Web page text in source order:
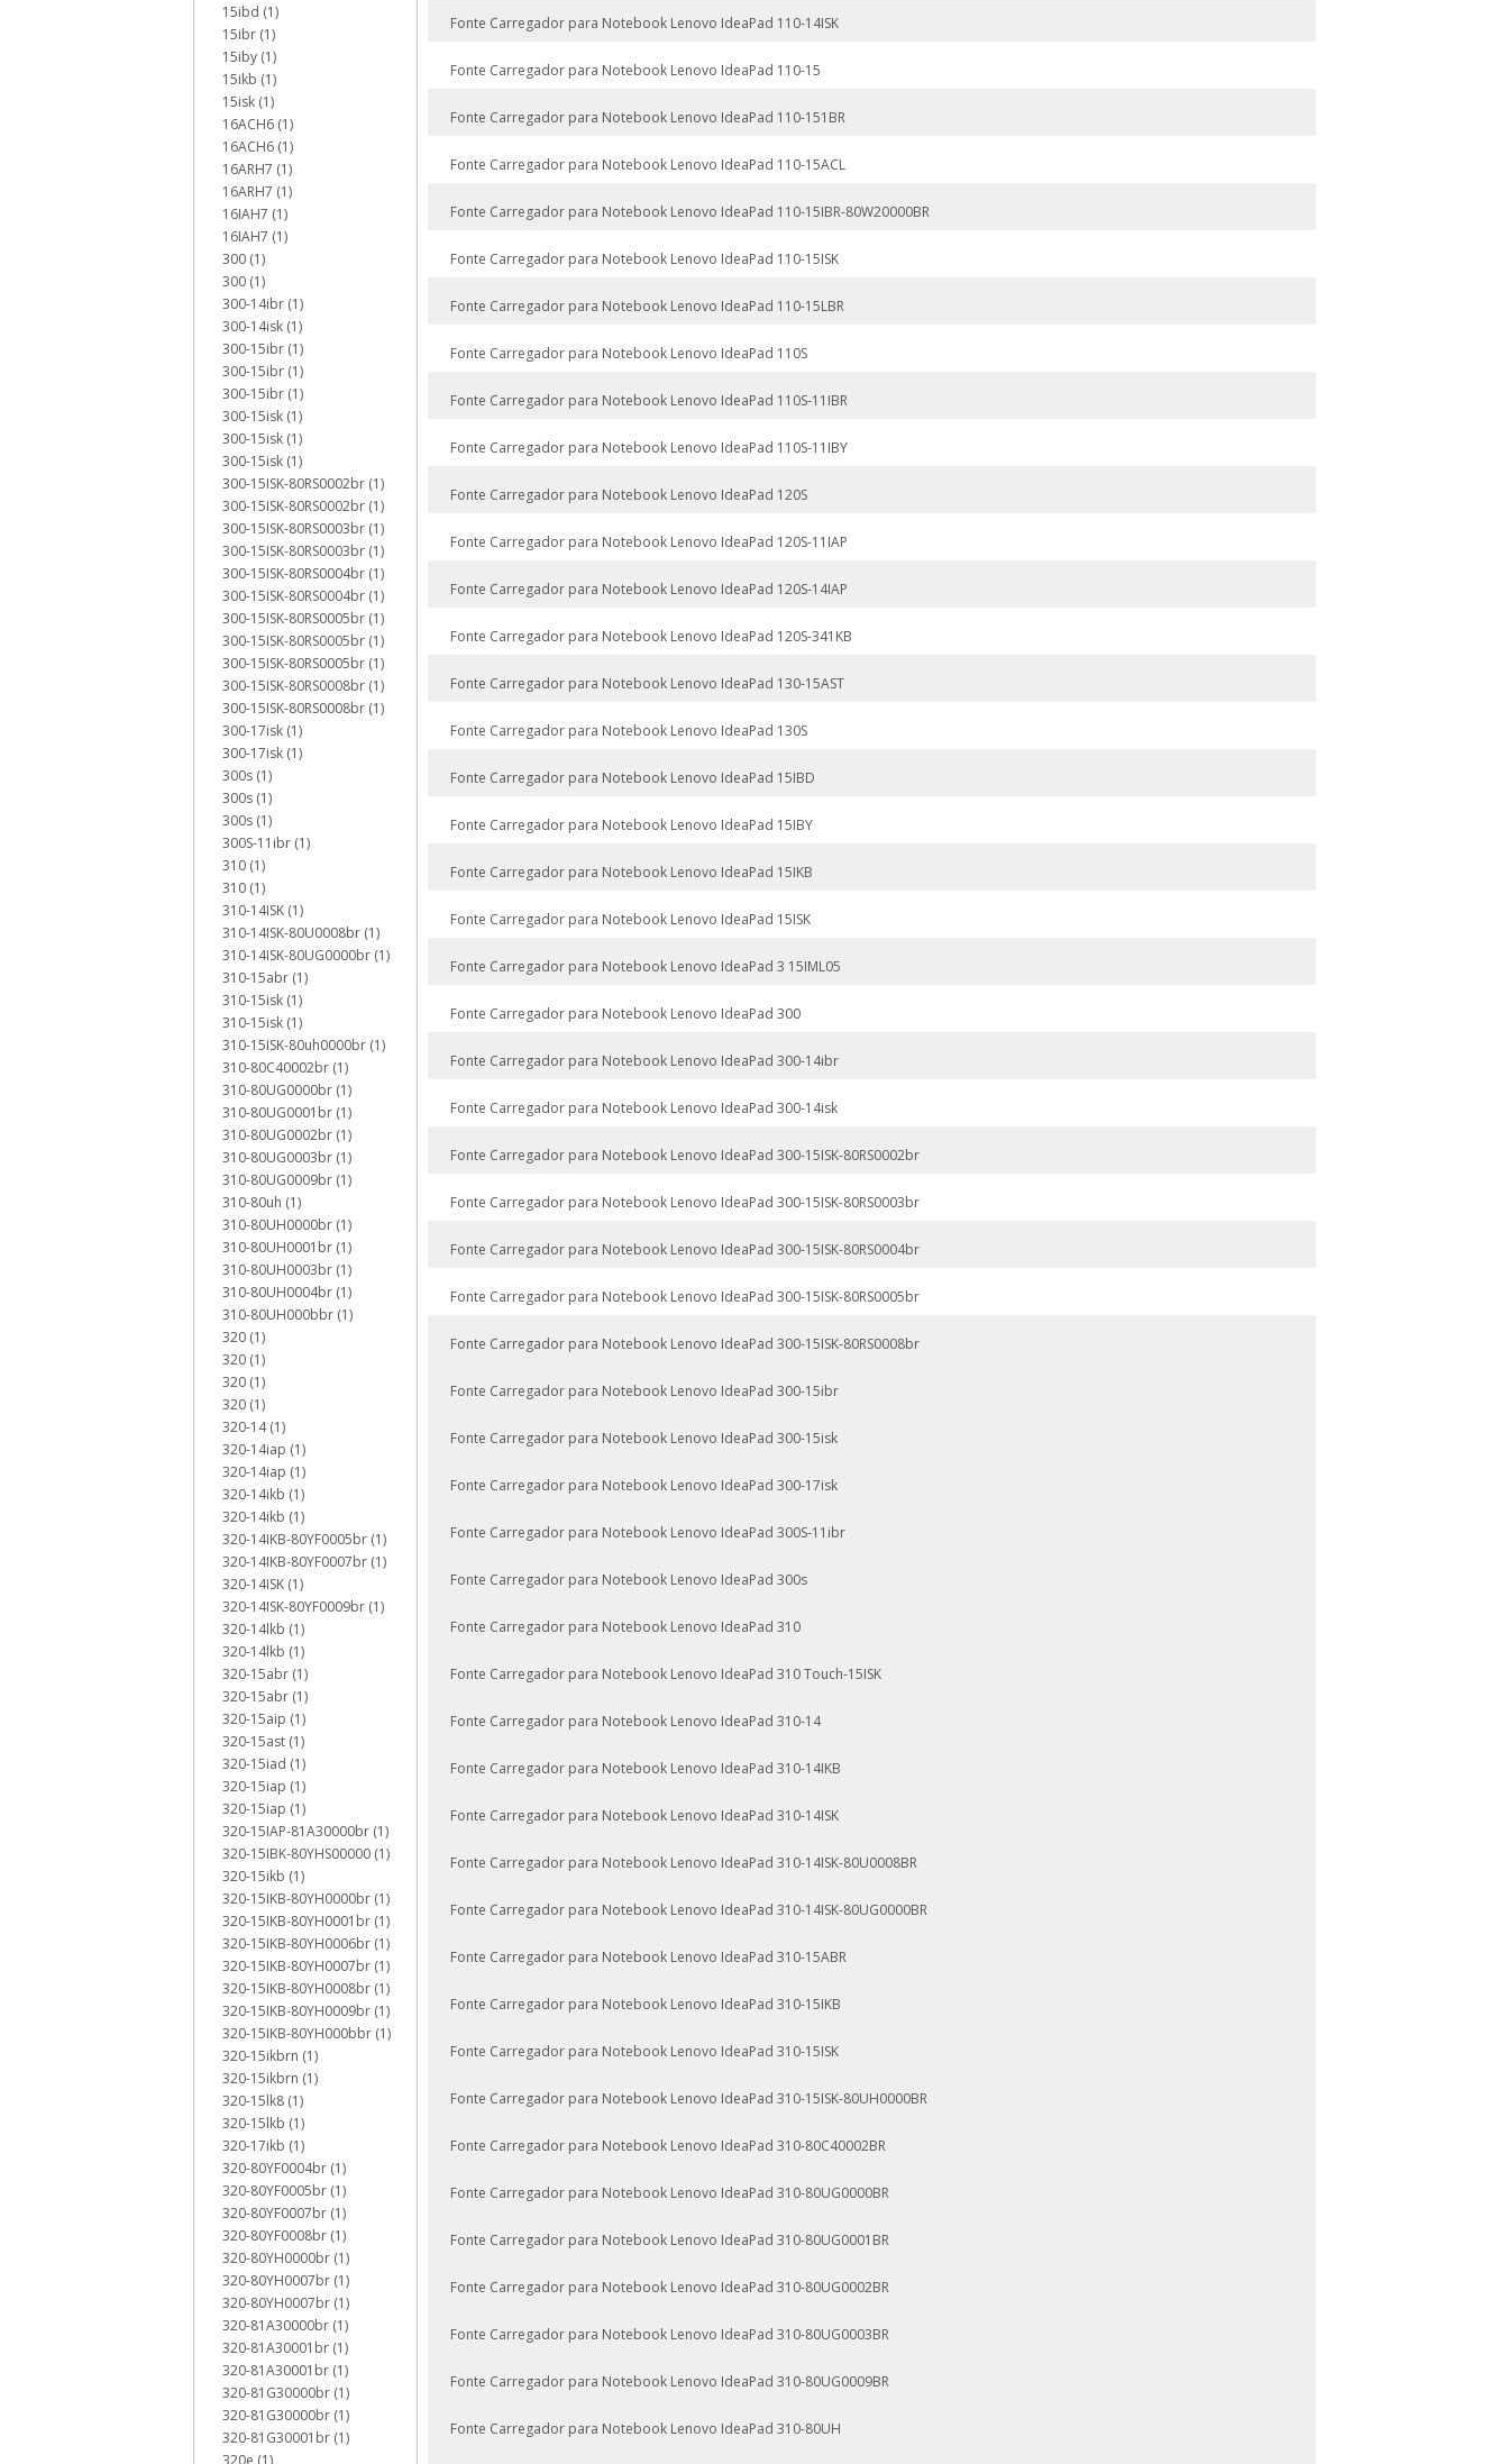
15ibd (1)
15ibr (1)
15iby (1)
15ikb (1)
15isk (1)
16ACH6 (1)
16ACH6 (1)
16ARH7 (1)
16ARH7 (1)
16IAH7 (1)
16IAH7 (1)
300 (1)
300 (1)
300-14ibr (1)
300-14isk (1)
300-15ibr (1)
300-15ibr (1)
300-15ibr (1)
300-15isk (1)
300-15isk (1)
300-15isk (1)
300-15ISK-80RS0002br (1)
300-15ISK-80RS0002br (1)
300-15ISK-80RS0003br (1)
300-15ISK-80RS0003br (1)
300-15ISK-80RS0004br (1)
300-15ISK-80RS0004br (1)
300-15ISK-80RS0005br (1)
300-15ISK-80RS0005br (1)
300-15ISK-80RS0005br (1)
300-15ISK-80RS0008br (1)
300-15ISK-80RS0008br (1)
300-17isk (1)
300-17isk (1)
300s (1)
300s (1)
300s (1)
300S-11ibr (1)
310 (1)
310 (1)
310-14ISK (1)
310-14ISK-80U0008br (1)
310-14ISK-80UG0000br (1)
310-15abr (1)
310-15isk (1)
310-15isk (1)
310-15ISK-80uh0000br (1)
310-80C40002br (1)
310-80UG0000br (1)
310-80UG0001br (1)
310-80UG0002br (1)
310-80UG0003br (1)
310-80UG0009br (1)
310-80uh (1)
310-80UH0000br (1)
310-80UH0001br (1)
310-80UH0003br (1)
310-80UH0004br (1)
310-80UH000bbr (1)
320 (1)
320 (1)
320 (1)
320 (1)
320-14 (1)
320-14iap (1)
320-14iap (1)
320-14ikb (1)
320-14ikb (1)
320-14IKB-80YF0005br (1)
320-14IKB-80YF0007br (1)
320-14ISK (1)
320-14ISK-80YF0009br (1)
320-14lkb (1)
320-14lkb (1)
320-15abr (1)
320-15abr (1)
320-15aip (1)
320-15ast (1)
320-15iad (1)
320-15iap (1)
320-15iap (1)
320-15IAP-81A30000br (1)
320-15IBK-80YHS00000 (1)
320-15ikb (1)
320-15IKB-80YH0000br (1)
320-15IKB-80YH0001br (1)
320-15IKB-80YH0006br (1)
320-15IKB-80YH0007br (1)
320-15IKB-80YH0008br (1)
320-15IKB-80YH0009br (1)
320-15IKB-80YH000bbr (1)
320-15ikbrn (1)
320-15ikbrn (1)
320-15lk8 (1)
320-15lkb (1)
320-17ikb (1)
320-80YF0004br (1)
320-80YF0005br (1)
320-80YF0007br (1)
320-80YF0008br (1)
320-80YH0000br (1)
320-80YH0007br (1)
320-80YH0007br (1)
320-81A30000br (1)
320-81A30001br (1)
320-81A30001br (1)
320-81G30000br (1)
320-81G30000br (1)
320-81G30001br (1)
320e (1)
Fonte Carregador para Notebook Lenovo IdeaPad 110-14ISK
Fonte Carregador para Notebook Lenovo IdeaPad 110-15
Fonte Carregador para Notebook Lenovo IdeaPad 110-151BR
Fonte Carregador para Notebook Lenovo IdeaPad 110-15ACL
Fonte Carregador para Notebook Lenovo IdeaPad 110-15IBR-80W20000BR
Fonte Carregador para Notebook Lenovo IdeaPad 110-15ISK
Fonte Carregador para Notebook Lenovo IdeaPad 110-15LBR
Fonte Carregador para Notebook Lenovo IdeaPad 110S
Fonte Carregador para Notebook Lenovo IdeaPad 110S-11IBR
Fonte Carregador para Notebook Lenovo IdeaPad 110S-11IBY
Fonte Carregador para Notebook Lenovo IdeaPad 120S
Fonte Carregador para Notebook Lenovo IdeaPad 120S-11IAP
Fonte Carregador para Notebook Lenovo IdeaPad 120S-14IAP
Fonte Carregador para Notebook Lenovo IdeaPad 120S-341KB
Fonte Carregador para Notebook Lenovo IdeaPad 130-15AST
Fonte Carregador para Notebook Lenovo IdeaPad 130S
Fonte Carregador para Notebook Lenovo IdeaPad 15IBD
Fonte Carregador para Notebook Lenovo IdeaPad 15IBY
Fonte Carregador para Notebook Lenovo IdeaPad 15IKB
Fonte Carregador para Notebook Lenovo IdeaPad 15ISK
Fonte Carregador para Notebook Lenovo IdeaPad 3 15IML05
Fonte Carregador para Notebook Lenovo IdeaPad 300
Fonte Carregador para Notebook Lenovo IdeaPad 300-14ibr
Fonte Carregador para Notebook Lenovo IdeaPad 300-14isk
Fonte Carregador para Notebook Lenovo IdeaPad 300-15ISK-80RS0002br
Fonte Carregador para Notebook Lenovo IdeaPad 300-15ISK-80RS0003br
Fonte Carregador para Notebook Lenovo IdeaPad 300-15ISK-80RS0004br
Fonte Carregador para Notebook Lenovo IdeaPad 300-15ISK-80RS0005br
Fonte Carregador para Notebook Lenovo IdeaPad 300-15ISK-80RS0008br
Fonte Carregador para Notebook Lenovo IdeaPad 300-15ibr
Fonte Carregador para Notebook Lenovo IdeaPad 300-15isk
Fonte Carregador para Notebook Lenovo IdeaPad 300-17isk
Fonte Carregador para Notebook Lenovo IdeaPad 300S-11ibr
Fonte Carregador para Notebook Lenovo IdeaPad 300s
Fonte Carregador para Notebook Lenovo IdeaPad 310
Fonte Carregador para Notebook Lenovo IdeaPad 310 Touch-15ISK
Fonte Carregador para Notebook Lenovo IdeaPad 310-14
Fonte Carregador para Notebook Lenovo IdeaPad 310-14IKB
Fonte Carregador para Notebook Lenovo IdeaPad 310-14ISK
Fonte Carregador para Notebook Lenovo IdeaPad 310-14ISK-80U0008BR
Fonte Carregador para Notebook Lenovo IdeaPad 310-14ISK-80UG0000BR
Fonte Carregador para Notebook Lenovo IdeaPad 310-15ABR
Fonte Carregador para Notebook Lenovo IdeaPad 310-15IKB
Fonte Carregador para Notebook Lenovo IdeaPad 310-15ISK
Fonte Carregador para Notebook Lenovo IdeaPad 310-15ISK-80UH0000BR
Fonte Carregador para Notebook Lenovo IdeaPad 310-80C40002BR
Fonte Carregador para Notebook Lenovo IdeaPad 310-80UG0000BR
Fonte Carregador para Notebook Lenovo IdeaPad 310-80UG0001BR
Fonte Carregador para Notebook Lenovo IdeaPad 310-80UG0002BR
Fonte Carregador para Notebook Lenovo IdeaPad 310-80UG0003BR
Fonte Carregador para Notebook Lenovo IdeaPad 310-80UG0009BR
Fonte Carregador para Notebook Lenovo IdeaPad 310-80UH